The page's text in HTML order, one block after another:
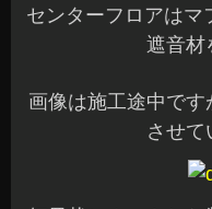
センターフロアはマ
遮音材
画像は施工途中で
させて